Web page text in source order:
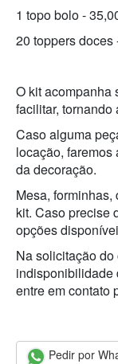
1 topo bolo -
20 toppers doces
O kit acompanha
facilitar, tornando
Caso alguma
locação,
da decoração.
Mesa,
kit. Caso precise
opções
Na solicitação
indisponibilidade
entre em contato
Pedir por